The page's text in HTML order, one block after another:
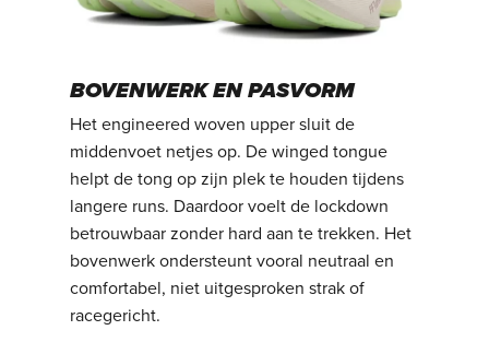
BOVENWERK EN PASVORM
Het engineered woven upper sluit de
middenvoet netjes op. De winged tongue
helpt de tong op zijn plek te houden tijdens
langere runs. Daardoor voelt de lockdown
betrouwbaar zonder hard aan te trekken. Het
bovenwerk ondersteunt vooral neutraal en
comfortabel, niet uitgesproken strak of
racegericht.